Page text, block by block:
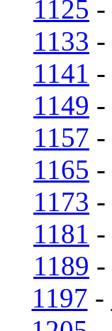
1125 -
1133 -
1141 -
1149 -
1157 -
1165 -
1173 -
1181 -
1189 -
1197 -